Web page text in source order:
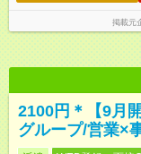
掲載元
2100円＊【9月
グループ/営業×